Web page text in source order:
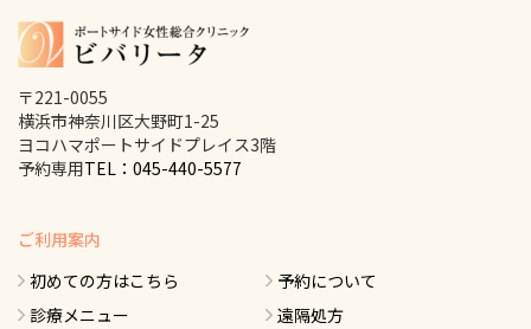
〒221-0055
横浜市神奈川区大野町1-25
ヨコハマポートサイドプレイス3階
予約専用TEL：045-440-5577
ご利用案内
初めての方はこちら
診療メニュー
予約について
遠隔処方